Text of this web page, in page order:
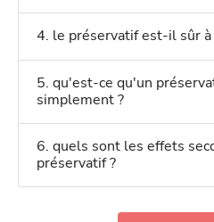
4. le préservatif est-il sûr
5. qu'est-ce qu'un
simplement ?
6. quels sont les effets
préservatif ?